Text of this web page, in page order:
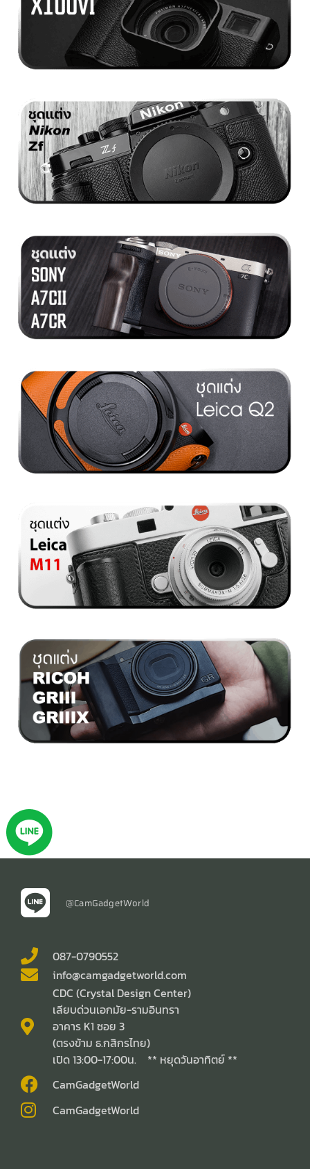
@CamGadgetWorld
087-0790552
info@camgadgetworld.com
CDC (Crystal Design Center)
เลียบด่วนเอกมัย-รามอินทรา
อาคาร K1 ซอย 3
(ตรงข้าม ธ.กสิกรไทย)
เปิด 13:00-17:00น. ** หยุดวันอาทิตย์ **
CamGadgetWorld
CamGadgetWorld